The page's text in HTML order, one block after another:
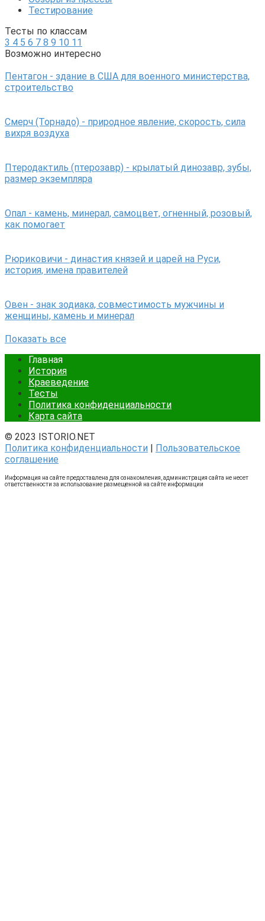
Тестирование
Тесты по классам
3 4 5 6 7 8 9 10 11
Возможно интересно
Пентагон - здание в США для военного министерства,
строительство
Смерч (Торнадо) - природное явление, скорость, сила
вихря воздуха
Птеродактиль (птерозавр) - крылатый динозавр, зубы,
размер экземпляра
Опал - камень, минерал, самоцвет, огненный, розовый,
как помогает
Рюриковичи - династия князей и царей на Руси,
история, имена правителей
Овен - знак зодиака, совместимость мужчины и
женщины, камень и минерал
Показать все
Главная
История
Краеведение
Тесты
Политика конфиденциальности
Карта сайта
© 2023 ISTORIO.NET
Политика конфиденциальности | Пользовательское
соглашение
Информация на сайте предоставлена для ознакомления, администрация сайта не несет
ответственности за использование размещенной на сайте информации